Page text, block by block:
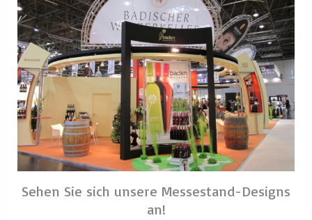
Sind Sie bereit, in die Welt der Messestände
einzutauchen?
Werfen Sie einen Blick auf unserenShop!
Dort finden Sie eine breite Palette an
unterschiedlichen Stand-Designs, von BASIC
bis PREMIUM – passend zu Ihrem Budget.
Lassen Sie sich inspirieren und senden Sie
uns eine unverbindliche Preisanfrage, damit
wir gemeinsam Ihre Vision zum Leben
erwecken können!